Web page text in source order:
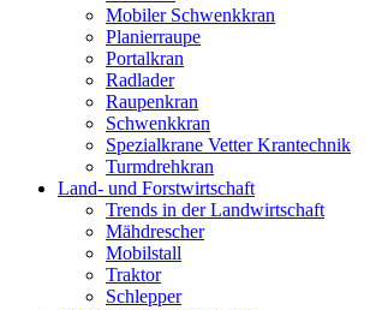
Mobiler Schwenkkran
Planierraupe
Portalkran
Radlader
Raupenkran
Schwenkkran
Spezialkrane Vetter Krantechnik
Turmdrehkran
Land- und Forstwirtschaft
Trends in der Landwirtschaft
Mähdrescher
Mobilstall
Traktor
Schlepper